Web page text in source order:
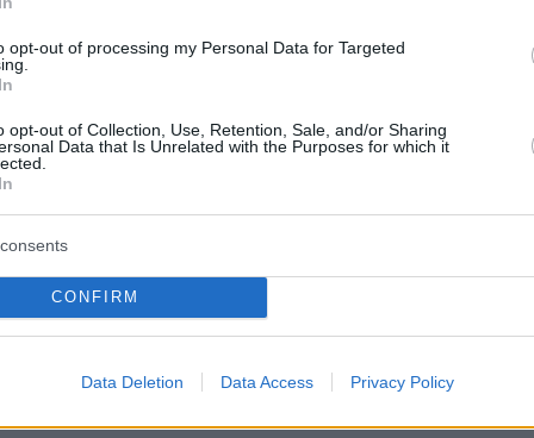
opt-out of processing my Personal Data for Targeted
opt-out of Collection, Use, Retention, Sale, and/or Sharing
Data that Is Unrelated with the Purposes for which it
CONFIRM
Data Deletion Data Access Privacy Policy
σε Ποσειδώνος και Βουλιαγμένης - Νεκροί
38χρονος σε τροχαία
του τρόμου για 1000 επιβάτες στον
- «Θαύμα που επιζήσαμε όλοι»
F-16: «Δυσκολεύομαι να πιστέψω όσα